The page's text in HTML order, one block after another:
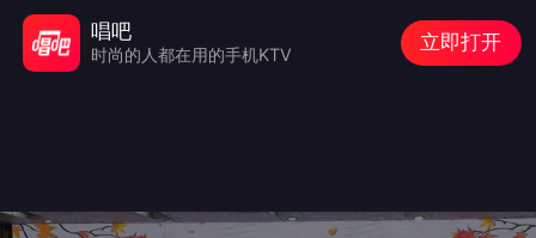
唱吧
时尚的人都在用的手机KTV
立即打开